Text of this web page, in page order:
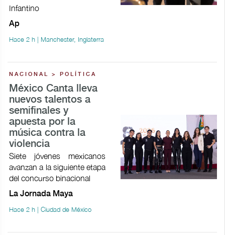
Infantino
Ap
Hace 2 h | Manchester, Inglaterra
NACIONAL > POLÍTICA
México Canta lleva
nuevos talentos a
semifinales y
apuesta por la
música contra la
violencia
Siete jóvenes mexicanos
avanzan a la siguiente etapa
del concurso binacional
La Jornada Maya
Hace 2 h | Ciudad de México